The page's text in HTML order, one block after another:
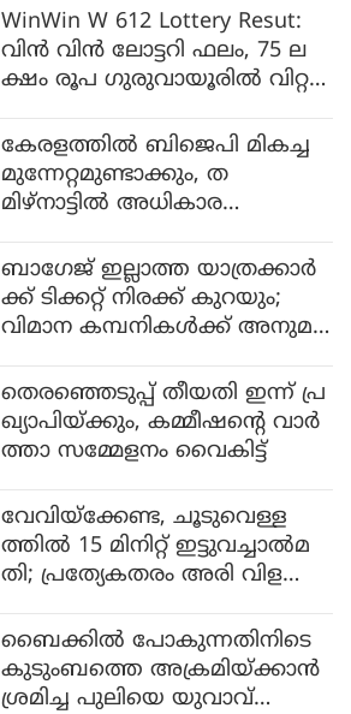
WinWin W 612 Lottery Resut:
വിന്‍ വിന്‍ ലോട്ടറി ഫലം, 75 ല
ക്ഷം രൂപ ഗുരുവായൂരില്‍ വിറ്റ
കേരളത്തിൽ ബിജെപി മികച്ച
മുന്നേറ്റമുണ്ടാക്കും, ത
മിഴ്‌നാട്ടിൽ അധികാര
ബാഗേജ് ഇല്ലാത്ത യാത്രക്കാർ
ക്ക് ടിക്കറ്റ് നിരക്ക് കുറയും;
വിമാന കമ്പനികൾക്ക് അനുമ
തെരഞ്ഞെടുപ്പ് തീയതി ഇന്ന് പ്ര
ഖ്യാപിയ്ക്കും, കമ്മീഷന്റെ വാർ
ത്താ സമ്മേളനം വൈകിട്ട്
വേവിയ്ക്കേണ്ട, ചൂടുവെള്ള
ത്തിൽ 15 മിനിറ്റ് ഇട്ടുവച്ചാൽമ
തി; പ്രത്യേകതരം അരി വിള
ബൈക്കിൽ പോകുന്നതിനിടെ
കുടുംബത്തെ അക്രമിയ്ക്കാൻ
ശ്രമിച്ച പുലിയെ യുവാവ്